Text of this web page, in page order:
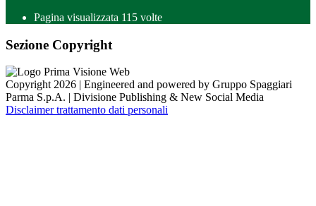
Pagina visualizzata 115 volte
Sezione Copyright
Copyright 2026 | Engineered and powered by Gruppo Spaggiari
Parma S.p.A. | Divisione Publishing & New Social Media
Disclaimer trattamento dati personali